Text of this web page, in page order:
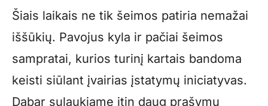
Šiais laikais ne tik šeimos patiria nemažai
iššūkių. Pavojus kyla ir pačiai šeimos
sampratai, kurios turinį kartais bandoma
keisti siūlant įvairias įstatymų iniciatyvas.
Dabar sulaukiame itin daug prašymų